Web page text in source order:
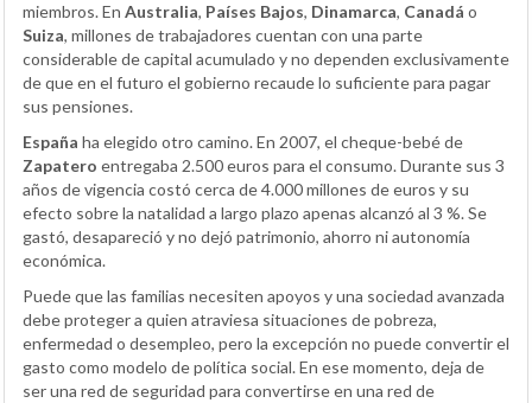
miembros. En Australia, Países Bajos, Dinamarca, Canadá o
Suiza, millones de trabajadores cuentan con una parte
considerable de capital acumulado y no dependen exclusivamente
de que en el futuro el gobierno recaude lo suficiente para pagar
sus pensiones.
España ha elegido otro camino. En 2007, el cheque-bebé de
Zapatero entregaba 2.500 euros para el consumo. Durante sus 3
años de vigencia costó cerca de 4.000 millones de euros y su
efecto sobre la natalidad a largo plazo apenas alcanzó al 3 %. Se
gastó, desapareció y no dejó patrimonio, ahorro ni autonomía
económica.
Puede que las familias necesiten apoyos y una sociedad avanzada
debe proteger a quien atraviesa situaciones de pobreza,
enfermedad o desempleo, pero la excepción no puede convertir el
gasto como modelo de política social. En ese momento, deja de
ser una red de seguridad para convertirse en una red de